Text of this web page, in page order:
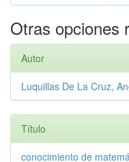
Otras opciones
Autor
Luquillas De La Cruz,
Título
conocimiento de